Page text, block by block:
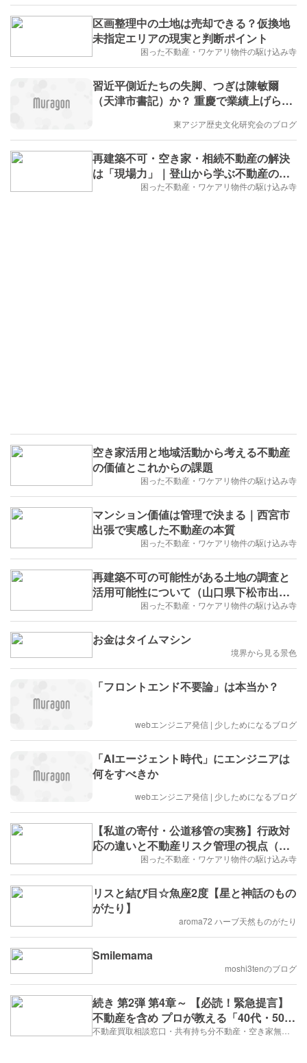
区画整理中の土地は売却できる？仮換地
未指定エリアの現実と判断ポイント
困った不動産・ワケアリ物件の駆け込み寺
習近平側近たちの失脚、つぎは陳敏爾
（天津市書記）か？ 重慶で業績上げられ
た（宮崎正弘国際情勢）東アジア歴史文化研究会のブログ
再建築不可・空き家・相続不動産の解決
は「現場力」｜登山から学ぶ不動産の本
困った不動産・ワケアリ物件の駆け込み寺
空き家活用と地域活動から考える不動産
の価値とこれからの課題
困った不動産・ワケアリ物件の駆け込み寺
マンション価値は管理で決まる｜西宮市
出張で実感した不動産の本質
困った不動産・ワケアリ物件の駆け込み寺
再建築不可の可能性がある土地の調査と
活用可能性について（山口県下松市出張
レポート）困った不動産・ワケアリ物件の駆け込み寺
お金はタイムマシン
境界から見る景色
「フロントエンド不要論」は本当か？
webエンジニア発信 | 少しためになるブログ
「AIエージェント時代」にエンジニアは
何をすべきか
webエンジニア発信 | 少しためになるブログ
【私道の寄付・公道移管の実務】行政対
応の違いと不動産リスク管理の視点（横
浜市西区事例）困った不動産・ワケアリ物件の駆け込み寺
リスと結び目☆魚座2度【星と神話のもの
がたり】
aroma72 ハーブ天然ものがたり
Smilemama
moshi3tenのブログ
続き 第2弾 第4章～ 【必読！緊急提言】
不動産を含め プロが教える「40代・50
代・60代」家を買った世代への最終警告